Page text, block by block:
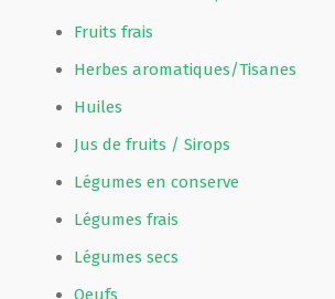
Fruits frais
Herbes aromatiques/Tisanes
Huiles
Jus de fruits / Sirops
Légumes en conserve
Légumes frais
Légumes secs
Oeufs